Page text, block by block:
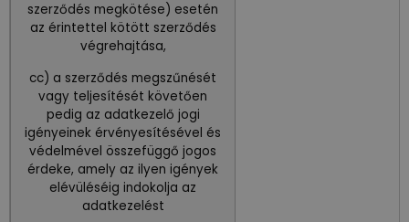
szerződés megkötése) esetén
az érintettel kötött szerződés
végrehajtása,
cc) a szerződés megszűnését
vagy teljesítését követően
pedig az adatkezelő jogi
igényeinek érvényesítésével és
védelmével összefüggő jogos
érdeke, amely az ilyen igények
elévüléséig indokolja az
adatkezelést